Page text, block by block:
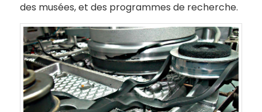
des musées, et des programmes de recherche.